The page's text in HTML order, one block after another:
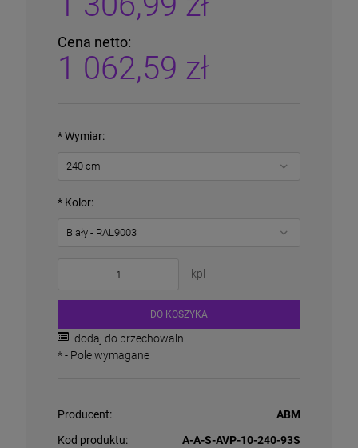
Cena netto:
1 062,59 zł
*Wymiar:
* Kolor:
kpl
DO KOSZYKA
dodaj do przechowalni
*- Pole wymagane
Producent:
ABM
Kod produktu:
A-A-S-AVP-10-240-93S